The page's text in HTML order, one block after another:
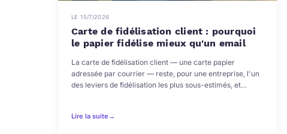
LE 15/7/2026
Carte de fidélisation client : pourquoi
le papier fidélise mieux qu'un email
La carte de fidélisation client — une carte papier
adressée par courrier — reste, pour une entreprise, l'un
des leviers de fidélisation les plus sous-estimés, et…
Lire la suite →